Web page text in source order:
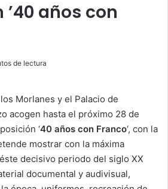
’40 años con
de lectura
Morlanes y el Palacio de
acogen hasta el próximo 28 de
‘40 años con Franco‘, con la
mostrar con la máxima
decisivo periodo del siglo XX
documental y audivisual,